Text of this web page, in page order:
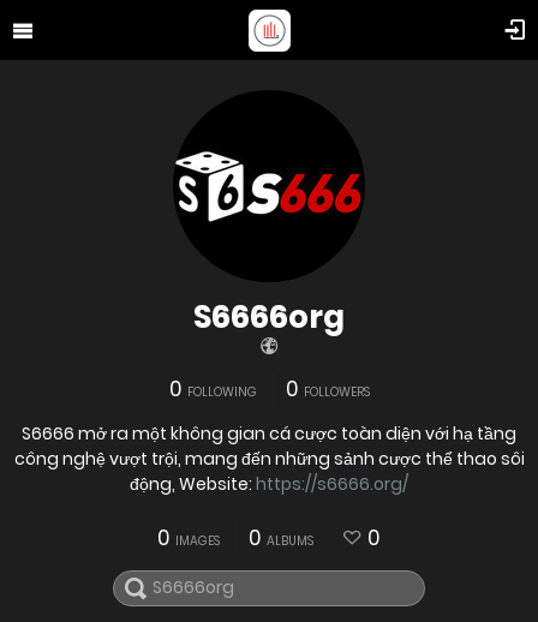
S6666org
0 FOLLOWING 0 FOLLOWERS
S6666 mở ra một không gian cá cược toàn diện với hạ tầng
công nghệ vượt trội, mang đến những sảnh cược thể thao sôi
động, Website: https://s6666.org/
0 IMAGES 0 ALBUMS 0